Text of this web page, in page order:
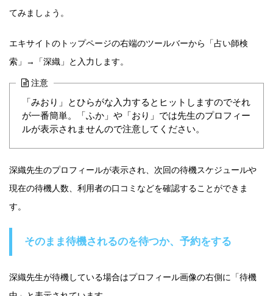
てみましょう。
エキサイトのトップページの右端のツールバーから「占い師検
索」→「深織」と入力します。
注意
「みおり」とひらがな入力するとヒットしますのでそれ
が一番簡単。「ふか」や「おり」では先生のプロフィー
ルが表示されませんので注意してください。
深織先生のプロフィールが表示され、次回の待機スケジュールや
現在の待機人数、利用者の口コミなどを確認することができま
す。
そのまま待機されるのを待つか、予約をする
深織先生が待機している場合はプロフィール画像の右側に「待機